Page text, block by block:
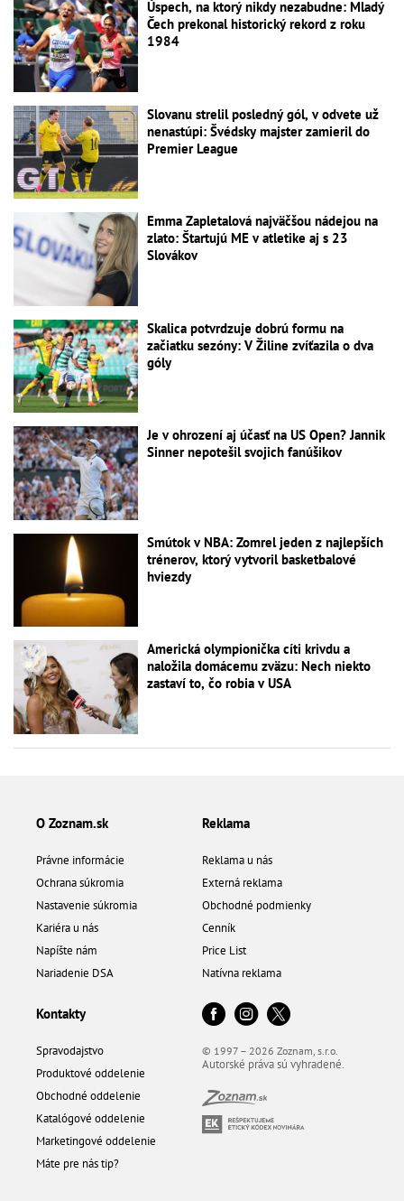
Úspech, na ktorý nikdy nezabudne: Mladý
Čech prekonal historický rekord z roku
1984
Slovanu strelil posledný gól, v odvete už
nenastúpi: Švédsky majster zamieril do
Premier League
Emma Zapletalová najväčšou nádejou na
zlato: Štartujú ME v atletike aj s 23
Slovákov
Skalica potvrdzuje dobrú formu na
začiatku sezóny: V Žiline zvíťazila o dva
góly
Je v ohrození aj účasť na US Open? Jannik
Sinner nepotešil svojich fanúšikov
Smútok v NBA: Zomrel jeden z najlepších
trénerov, ktorý vytvoril basketbalové
hviezdy
Americká olympionička cíti krivdu a
naložila domácemu zväzu: Nech niekto
zastaví to, čo robia v USA
O Zoznam.sk
Právne informácie
Ochrana súkromia
Nastavenie súkromia
Kariéra u nás
Napíšte nám
Nariadenie DSA
Reklama
Reklama u nás
Externá reklama
Obchodné podmienky
Cenník
Price List
Natívna reklama
Kontakty
Spravodajstvo
Produktové oddelenie
Obchodné oddelenie
Katalógové oddelenie
Marketingové oddelenie
Máte pre nás tip?
© 1997 – 2026 Zoznam, s.r.o.
Autorské práva sú vyhradené.